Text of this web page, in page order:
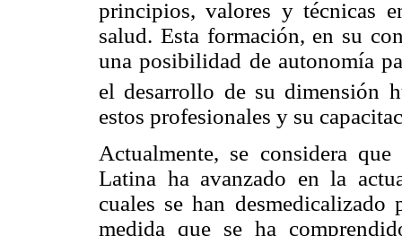
principios, valores y técnicas
salud. Esta formación, en su
una posibilidad de autonomía
el desarrollo de su dimensión
estos profesionales y su
Actualmente, se considera
Latina ha avanzado en la
cuales se han desmedicalizado
medida que se ha